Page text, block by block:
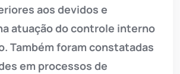
aos devidos e
atuação do controle interno
Também foram constatadas
em processos de